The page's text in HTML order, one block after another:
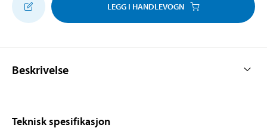
LEGG I HANDLEVOGN
Beskrivelse
Teknisk spesifikasjon